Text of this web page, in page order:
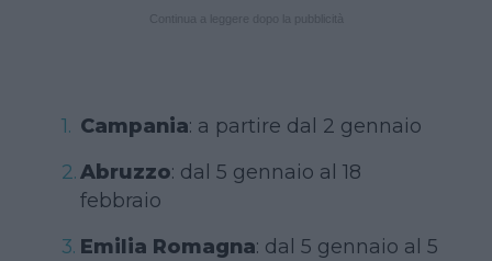
Campania: a partire dal 2 gennaio
Abruzzo: dal 5 gennaio al 18
febbraio
Emilia Romagna: dal 5 gennaio al 5